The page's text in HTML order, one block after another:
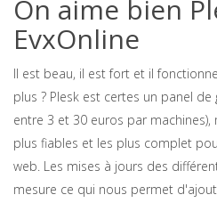
On aime bien
EvxOnline
Il est beau, il est fort et il
plus ? Plesk est certes un panel
entre 3 et 30 euros par
plus fiables et les plus complet
web. Les mises à jours des
mesure ce qui nous permet